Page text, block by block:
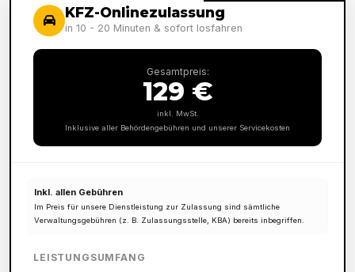
KFZ-Onlinezulassung
in 10 - 20 Minuten & sofort losfahren
Gesamtpreis:
129 €
inkl. MwSt.
Inklusive aller Behördengebühren und unserer Servicekosten
Inkl. allen Gebühren
Im Preis für unsere Dienstleistung zur Zulassung sind sämtliche
Verwaltungsgebühren (z. B. Zulassungsstelle, KBA) bereits inbegriffen.
LEISTUNGSUMFANG